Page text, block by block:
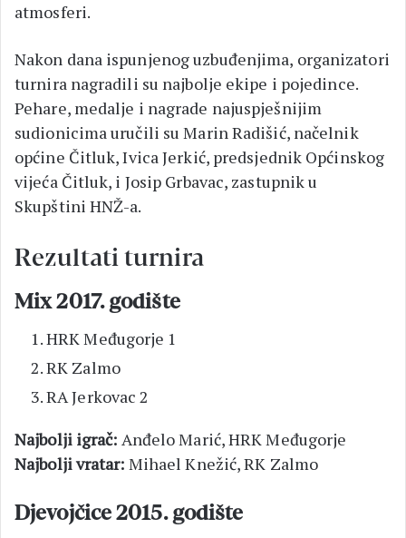
atmosferi.
Nakon dana ispunjenog uzbuđenjima, organizatori
turnira nagradili su najbolje ekipe i pojedince.
Pehare, medalje i nagrade najuspješnijim
sudionicima uručili su Marin Radišić, načelnik
općine Čitluk, Ivica Jerkić, predsjednik Općinskog
vijeća Čitluk, i Josip Grbavac, zastupnik u
Skupštini HNŽ-a.
Rezultati turnira
Mix 2017. godište
HRK Međugorje 1
RK Zalmo
RA Jerkovac 2
Najbolji igrač: Anđelo Marić, HRK Međugorje
Najbolji vratar: Mihael Knežić, RK Zalmo
Djevojčice 2015. godište